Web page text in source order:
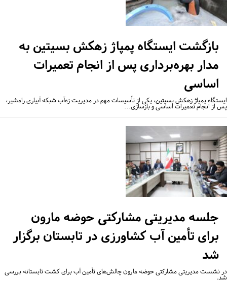
بازگشت ایستگاه پمپاژ زهکش بسیتین به
مدار بهره‌برداری پس از انجام تعمیرات
اساسی
پمپاژ زهکش بسیتین، یکی از تأسیسات مهم در مدیریت زه‌آب شبکه آبیاری رامشیر،
از انجام تعمیرات اساسی و بازسازی…
جلسه مدیریتی مشارکتی حوضه مارون
برای تأمین آب کشاورزی در تابستان برگزار
شد
نشست مدیریتی مشارکتی حوضه مارون چالش‌های تأمین آب برای کشت تابستانه بررسی